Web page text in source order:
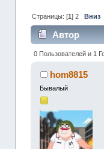
Страницы: [1] 2 Вниз
Автор
0 Пользователей и 1
hom8815
Бывалый